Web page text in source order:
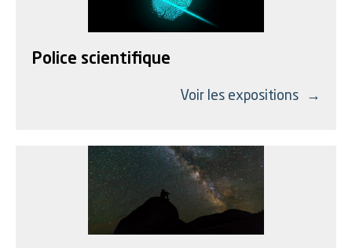
Police scientifique
Voir les expositions